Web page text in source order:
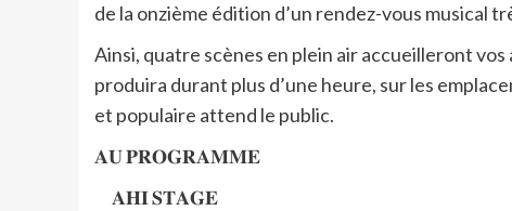
de la onzième édition d’un rendez-vous musical
Ainsi, quatre scènes en plein air accueilleront
produira durant plus d’une heure, sur les
et populaire attend le public.
𝐀𝐔 𝐏𝐑𝐎𝐆𝐑𝐀𝐌𝐌𝐄
𝐀𝐇𝐈 𝐒𝐓𝐀𝐆𝐄